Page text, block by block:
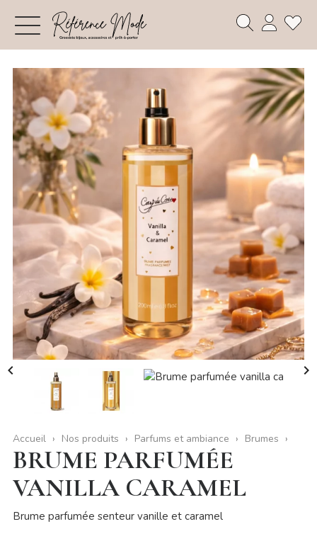
 
Accueil Nos produits Parfums et ambiance Brumes
BRUME PARFUMÉE
VANILLA CARAMEL
Brume parfumée senteur vanille et caramel